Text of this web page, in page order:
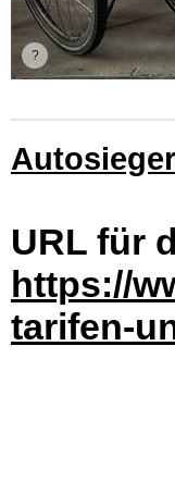
URL für
https://
tarifen-